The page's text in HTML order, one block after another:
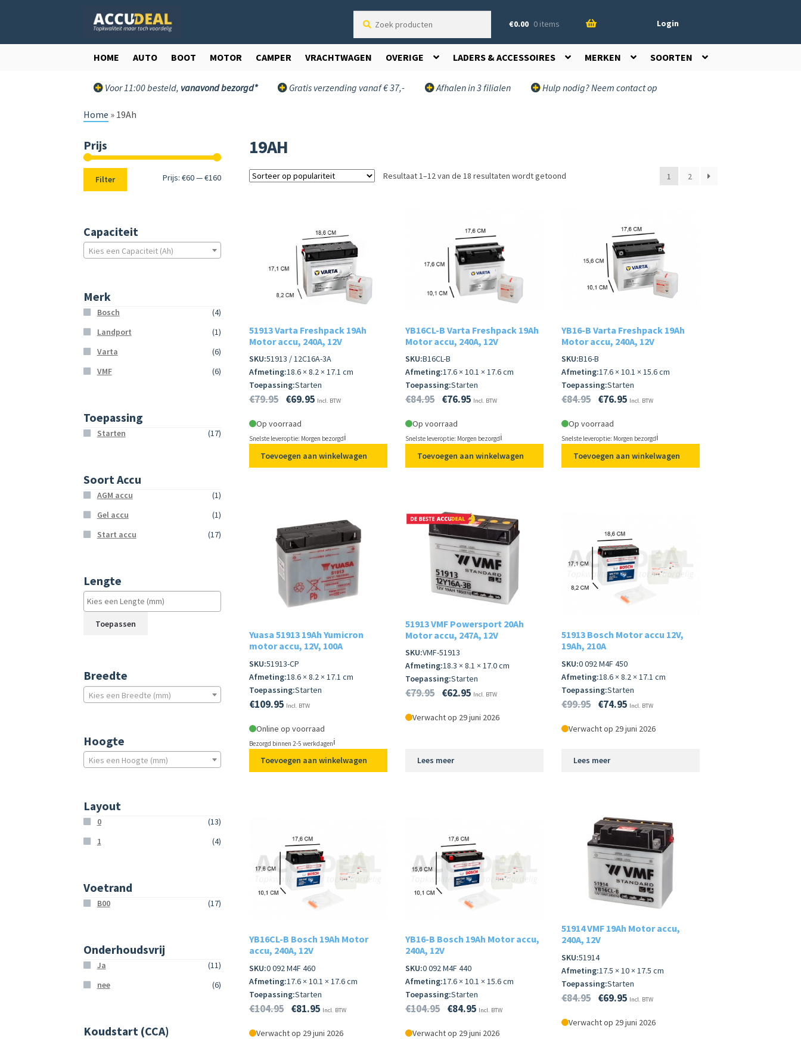
door
direct
€0.00 0 items
producten
HOME AUTO BOOT MOTOR CAMPER VRACHTWAGEN OVERIGE LADERS & ACCESSOIRES MERKEN SOORTEN
Voor 11:00 besteld, vanavond bezorgd* Gratis verzending vanaf € 37,- Afhalen in 3 filialen Hulp nodig? Neem contact op
Home » 19Ah
19AH
Resultaat 1–12 van de 18 resultaten wordt getoond 1 2
51913 Varta Freshpack 19Ah
Motor accu, 240A, 12V
SKU:51913 / 12C16A-3A
Afmeting:18.6 × 8.2 × 17.1 cm
Toepassing:Starten
€79.95 €69.95 Incl. BTW
Op voorraad
Snelste leveroptie: Morgen bezorgdℹ️
Toevoegen aan winkelwagen
YB16CL-B Varta Freshpack 19Ah
Motor accu, 240A, 12V
SKU:B16CL-B
Afmeting:17.6 × 10.1 × 17.6 cm
Toepassing:Starten
€84.95 €76.95 Incl. BTW
Op voorraad
Snelste leveroptie: Morgen bezorgdℹ️
Toevoegen aan winkelwagen
YB16-B Varta Freshpack 19Ah
Motor accu, 240A, 12V
SKU:B16-B
Afmeting:17.6 × 10.1 × 15.6 cm
Toepassing:Starten
€84.95 €76.95 Incl. BTW
Op voorraad
Snelste leveroptie: Morgen bezorgdℹ️
Toevoegen aan winkelwagen
Yuasa 51913 19Ah Yumicron
motor accu, 12V, 100A
SKU:51913-CP
Afmeting:18.6 × 8.2 × 17.1 cm
Toepassing:Starten
€109.95 Incl. BTW
Online op voorraad
Bezorgd binnen 2-5 werkdagenℹ️
Toevoegen aan winkelwagen
51913 VMF Powersport 20Ah
Motor accu, 247A, 12V
SKU:VMF-51913
Afmeting:18.3 × 8.1 × 17.0 cm
Toepassing:Starten
€79.95 €62.95 Incl. BTW
Verwacht op 29 juni 2026
Lees meer
51913 Bosch Motor accu 12V,
19Ah, 210A
SKU:0 092 M4F 450
Afmeting:18.6 × 8.2 × 17.1 cm
Toepassing:Starten
€99.95 €74.95 Incl. BTW
Verwacht op 29 juni 2026
Lees meer
YB16CL-B Bosch 19Ah Motor
accu, 240A, 12V
SKU:0 092 M4F 460
Afmeting:17.6 × 10.1 × 17.6 cm
Toepassing:Starten
€104.95 €81.95 Incl. BTW
Verwacht op 29 juni 2026
YB16-B Bosch 19Ah Motor accu,
240A, 12V
SKU:0 092 M4F 440
Afmeting:17.6 × 10.1 × 15.6 cm
Toepassing:Starten
€104.95 €84.95 Incl. BTW
Verwacht op 29 juni 2026
51914 VMF 19Ah Motor accu,
240A, 12V
SKU:51914
Afmeting:17.5 × 10 × 17.5 cm
Toepassing:Starten
€84.95 €69.95 Incl. BTW
Verwacht op 29 juni 2026
Prijs
Min.
Max.
Filter Prijs:€60—€160
Capaciteit
Kies een Capaciteit (Ah)
Merk
Bosch
(4)
Landport
(1)
Varta
(6)
VMF
(6)
Toepassing
Starten (17)
Soort Accu
AGM accu
(1)
Gel accu
(1)
Start accu
(17)
Lengte
Toepassen
Breedte
Kies een Breedte (mm)
Hoogte
Kies een Hoogte (mm)
Layout
0
(13)
1
(4)
Voetrand
B00 (17)
Onderhoudsvrij
Ja
(11)
nee
(6)
Koudstart (CCA)
Login